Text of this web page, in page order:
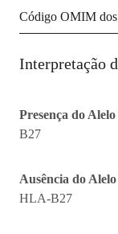
Código OMIM
Interpretação
Presença do
B27
Ausência do
HLA-B27